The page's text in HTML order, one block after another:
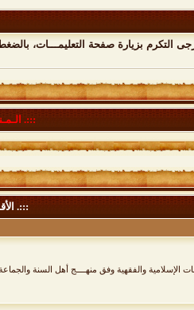
التكرم بزيارة صفحة التعليمـــات،
:::.
:::.
الإسلامية والفقهية وفق منهــــج أهل السنة